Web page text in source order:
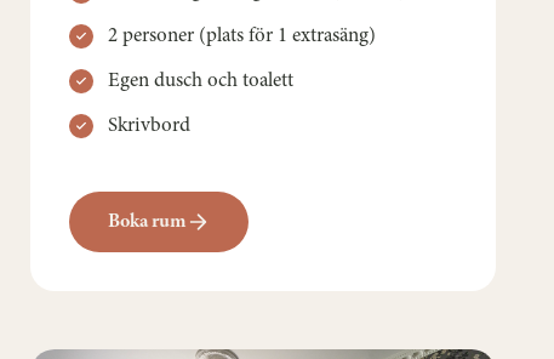
2 personer (plats för 1 extrasäng)
Egen dusch och toalett
Skrivbord
Boka rum